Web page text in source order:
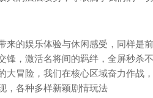
来的娱乐体验与休闲感受，同样是前
锋，激活名将间的羁绊，全屏秒杀不
大冒险，我们在核心区域奋力作战
，各种多样新颖剧情玩法